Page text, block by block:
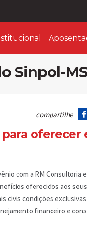
Sinpol-
compartilhe
oferecer
com a RM Consultoria
oferecidos aos
civis condições
financeiro e